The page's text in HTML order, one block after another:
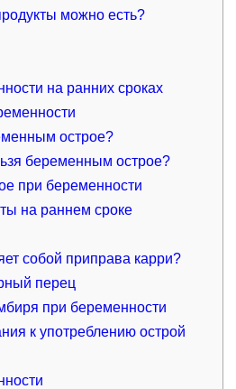
можно есть?
на ранних сроках
острое?
беременным острое?
при беременности
на раннем сроке
собой приправа карри?
перец
при беременности
к употреблению острой